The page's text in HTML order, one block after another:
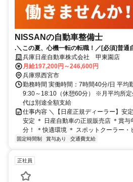
NISSANの自動車整備士
.＼この夏、心機一転の転職！／[必須]普通
動車整備士国家2級以上｜賞与4.8か月分（
兵庫日産自動車株式会社 甲東園店
月給197,200円～246,600円
兵庫県西宮市
勤務時間 実働時間：7時間40分/日 平均
9:30～18:10（休憩60分） ※月平均所
代は別途全額支給
仕事内容 ＼【日産正規ディーラー】安
安定 ＊ 日産自動車の正規販売店 ＊賞
分！ ＊快適環境 ＊ スポットクーラー・
固定時間制 賞与あり 交通費支給
正社員